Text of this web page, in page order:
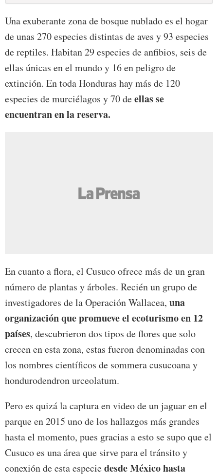
Una exuberante zona de bosque nublado es el hogar
de unas 270 especies distintas de aves y 93 especies
de reptiles. Habitan 29 especies de anfibios, seis de
ellas únicas en el mundo y 16 en peligro de
extinción. En toda Honduras hay más de 120
especies de murciélagos y 70 deellas se
encuentran en la reserva.
En cuanto a flora, el Cusuco ofrece más de un gran
número de plantas y árboles. Recién un grupo de
investigadores de la Operación Wallacea, una
organización que promueve el ecoturismo en 12
países, descubrieron dos tipos de flores que solo
crecen en esta zona, estas fueron denominadas con
los nombres científicos de sommera cusucoana y
hondurodendron urceolatum.
Pero es quizá la captura en video de un jaguar en el
parque en 2015 uno de los hallazgos más grandes
hasta el momento, pues gracias a esto se supo que el
Cusuco es una área que sirve para el tránsito y
conexión de esta especiedesde México hasta